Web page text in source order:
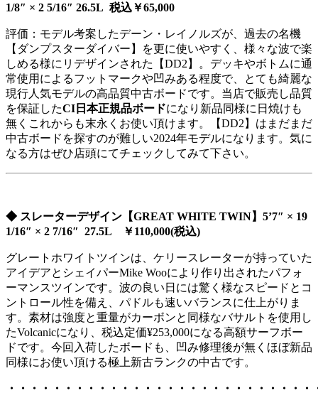
1/8″ × 2 5/16″ 26.5L 税込￥65,000
評価：モデル考案したデーン・レイノルズが、過去の名機
【ダンプスターダイバー】を更に使いやすく、様々な波で楽
しめる様にリデザインされた【DD2】。デッキやボトムに通
常使用によるフットマークや凹みある程度で、とても綺麗な
現行人気モデルの高品質中古ボードです。当店で販売し品質
を保証したCI日本正規品ボードになり新品同様に日焼けも
無くこれからも末永くお使い頂けます。【DD2】はまだまだ
中古ボードを探すのが難しい2024年モデルになります。気に
なる方はぜひ店頭にてチェックしてみて下さい。
◆ スレーターデザイン【GREAT WHITE TWIN】5’7″ × 19
1/16″ × 2 7/16″ 27.5L ￥110,000(税込)
グレートホワイトツインは、ケリースレーターが持っていた
アイデアとシェイパーMike Wooにより作り出されたパフォ
ーマンスツインです。波の良い日には驚く様なスピードとコ
ントロール性を備え、パドルも速いバランスに仕上がりま
す。素材は強度と重量がカーボンと同様なバサルトを使用し
たVolcanicになり、税込定価¥253,000になる高額サーフボー
ドです。今回入荷したボードも、凹み修理後が無くほぼ新品
同様にお使い頂ける極上新古ランクの中古です。
・・・・・・・・・・・・・・・・・・・・・・・・・・